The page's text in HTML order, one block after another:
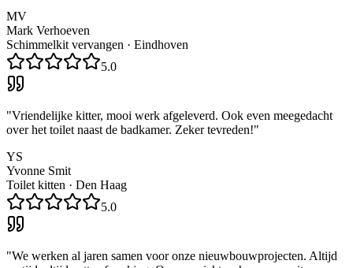
MV
Mark Verhoeven
Schimmelkit vervangen · Eindhoven
5.0
"Vriendelijke kitter, mooi werk afgeleverd. Ook even meegedacht
over het toilet naast de badkamer. Zeker tevreden!"
YS
Yvonne Smit
Toilet kitten · Den Haag
5.0
"We werken al jaren samen voor onze nieuwbouwprojecten. Altijd